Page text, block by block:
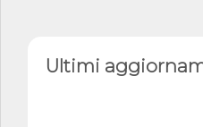
Ultimi